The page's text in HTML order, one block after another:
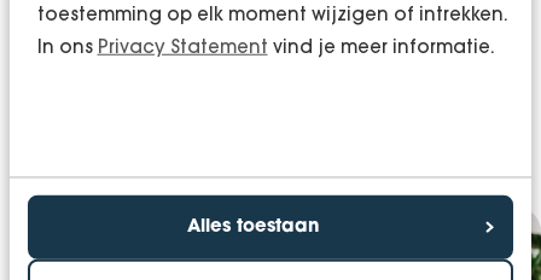
toestemming op elk moment wijzigen of intrekken.
In ons Privacy Statement vind je meer informatie.
Alles toestaan